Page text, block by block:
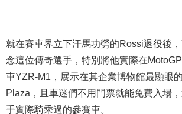
就在賽車界立下汗馬功勞的Rossi退役後
念這位傳奇選手，特別將他實際在
車YZR-M1，展示在其企業博物館最顯眼
Plaza，且車迷們不用門票就能免費入場
手實際騎乘過的參賽車。